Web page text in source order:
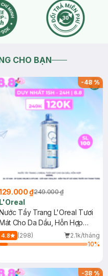
CHO BẠN
-48%
₫249.000 ₫
L'Oreal
Tẩy Trang L'Oreal Tươi
Cho Da Dầu, Hỗn Hợp
4.8 (298)
2.1k/tháng
10%
-38%